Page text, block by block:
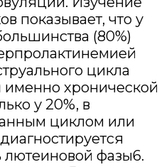
показывает, что у
(80%)
цикла
хронической
у 20%, в
циклом или
лютеиновой фазы6.